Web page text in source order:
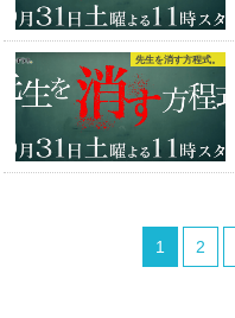
先生を消す方程式。
1 2